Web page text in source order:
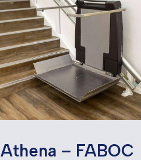
Athena – FABOC